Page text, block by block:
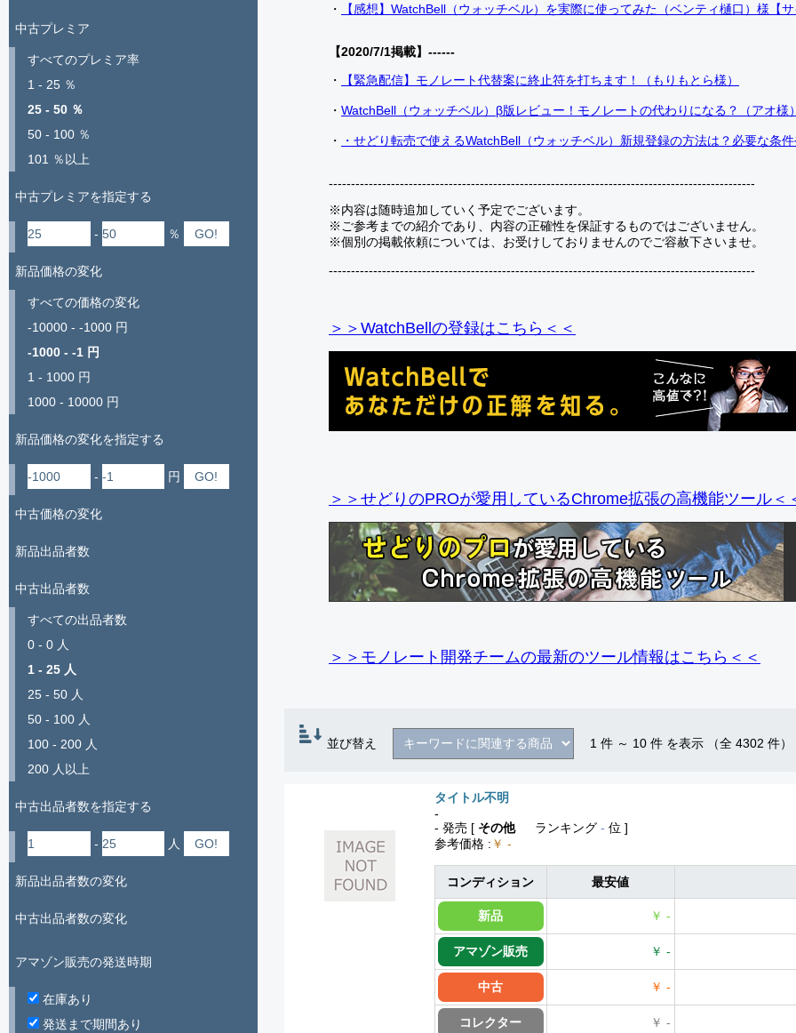
・ 【感想】WatchBell（ウォッチベル）を実際に使ってみた（ベンティ樋口）様【
【2020/7/1掲載】------
・
【緊急配信】モノレート代替案に終止符を打ちます！（もりもとら様）
・ WatchBell（ウォッチベル）β版レビュー！モノレートの代わりになる？（アオ様
・ ・せどり転売で使えるWatchBell（ウォッチベル）新規登録の方法は？必要な条
------------------------------------------------------------------------------------------------
※内容は随時追加していく予定でございます。
※ご参考までの紹介であり、内容の正確性を保証するものではございません。
※個別の掲載依頼については、お受けしておりませんのでご容赦下さいませ。
------------------------------------------------------------------------------------------------
＞＞WatchBellの登録はこちら＜＜
＞＞せどりのPROが愛用しているChrome拡張の高機能ツール＜
＞＞モノレート開発チームの最新のツール情報はこちら＜＜
並び替え 1 件 ～ 10 件 を表示 （全 4302 件）
タイトル不明
-
- 発売 [ その他 ランキング - 位 ]
参考価格 : ￥ -
コンディション 最安値
新品 ￥ -
アマゾン販売 ￥ -
中古 ￥ -
コレクター ￥ -
中古プレミア
すべてのプレミア率
1 - 25 ％
25 - 50 ％
50 - 100 ％
101 ％以上
中古プレミアを指定する
- ％
新品価格の変化
すべての価格の変化
-10000 - -1000 円
-1000 - -1 円
1 - 1000 円
1000 - 10000 円
新品価格の変化を指定する
- 円
中古価格の変化
新品出品者数
中古出品者数
すべての出品者数
0 - 0 人
1 - 25 人
25 - 50 人
50 - 100 人
100 - 200 人
200 人以上
中古出品者数を指定する
- 人
新品出品者数の変化
中古出品者数の変化
アマゾン販売の発送時期
在庫あり
発送まで期間あり